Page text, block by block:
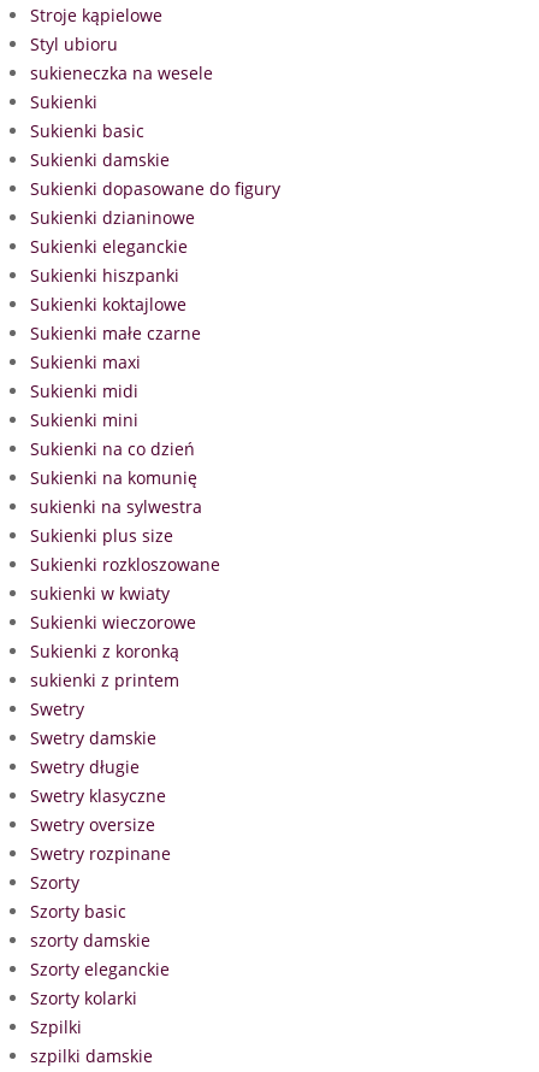
Stroje kąpielowe
Styl ubioru
sukieneczka na wesele
Sukienki
Sukienki basic
Sukienki damskie
Sukienki dopasowane do figury
Sukienki dzianinowe
Sukienki eleganckie
Sukienki hiszpanki
Sukienki koktajlowe
Sukienki małe czarne
Sukienki maxi
Sukienki midi
Sukienki mini
Sukienki na co dzień
Sukienki na komunię
sukienki na sylwestra
Sukienki plus size
Sukienki rozkloszowane
sukienki w kwiaty
Sukienki wieczorowe
Sukienki z koronką
sukienki z printem
Swetry
Swetry damskie
Swetry długie
Swetry klasyczne
Swetry oversize
Swetry rozpinane
Szorty
Szorty basic
szorty damskie
Szorty eleganckie
Szorty kolarki
Szpilki
szpilki damskie